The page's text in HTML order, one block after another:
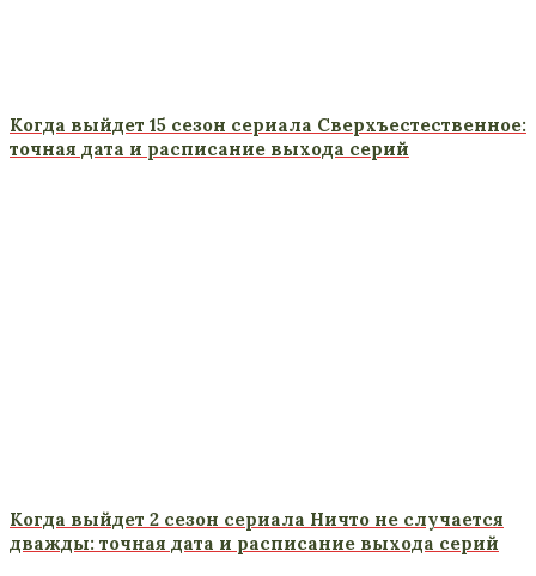
Когда выйдет 15 сезон сериала Сверхъестественное:
точная дата и расписание выхода серий
Когда выйдет 2 сезон сериала Ничто не случается
дважды: точная дата и расписание выхода серий